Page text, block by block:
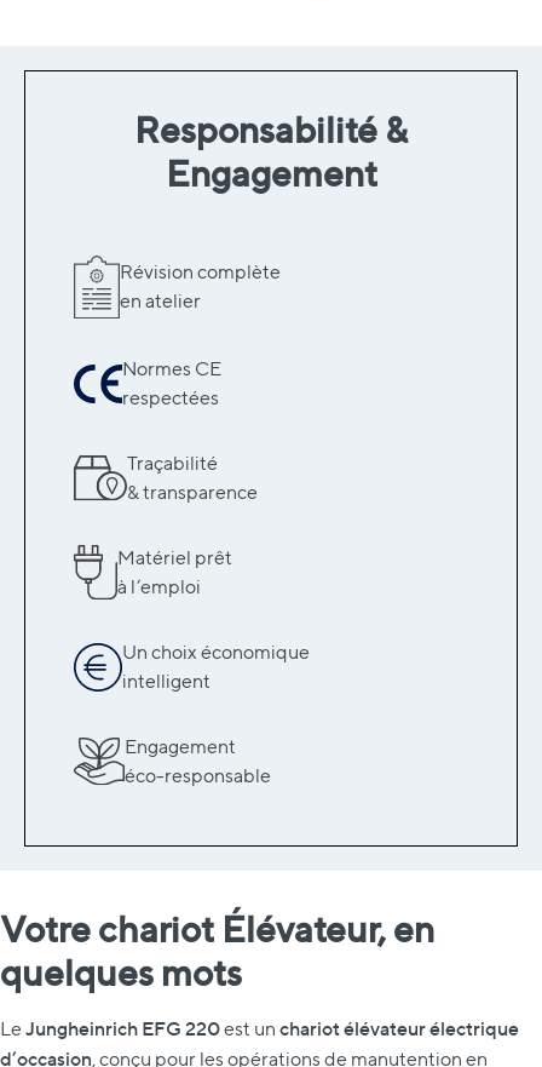
Responsabilité &
Engagement
Révision complète
en atelier
Normes CE
respectées
Traçabilité
& transparence
Matériel prêt
à l’emploi
Un choix économique
intelligent
Engagement
éco-responsable
Votre chariot Élévateur, en
quelques mots
Le Jungheinrich EFG 220est un chariot élévateur électrique
d’occasion, conçu pour les opérations de manutention en